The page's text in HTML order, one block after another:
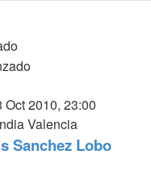
Oct 2010, 23:00
Valencia
Sanchez Lobo